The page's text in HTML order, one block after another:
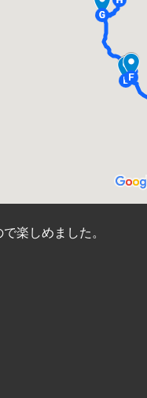
楽しめました。